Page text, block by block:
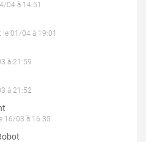
04 à 14:51
01/04 à 19:01
à 21:59
à 21:52
16/03 à 16:35